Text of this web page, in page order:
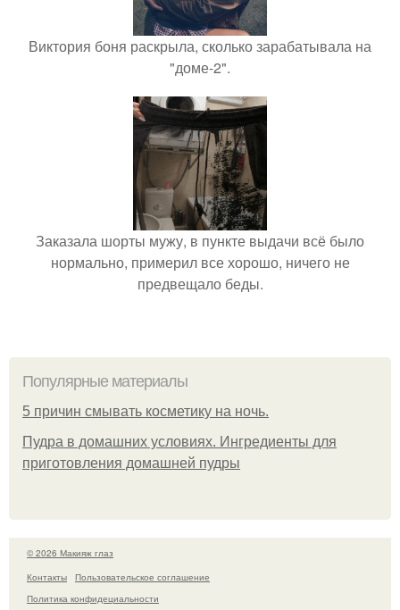
Виктория боня раскрыла, сколько зарабатывала на
"доме-2".
Заказала шорты мужу, в пункте выдачи всё было
нормально, примерил все хорошо, ничего не
предвещало беды.
Популярные материалы
5 причин смывать косметику на ночь.
Пудра в домашних условиях. Ингредиенты для
приготовления домашней пудры
© 2026 Макияж глаз
Контакты
Пользовательское соглашение
Политика конфидециальности